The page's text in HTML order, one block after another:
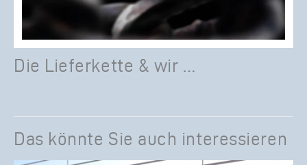
Die Lieferkette & wir …
Das könnte Sie auch interessieren